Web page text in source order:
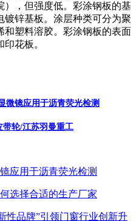
），但强度低。彩涂钢板的基
锌基板。涂层种类可分为聚
和塑料溶胶。彩涂钢板的表面
花板。
微镜应用于沥青荧光检测
轮/江苏羽曼重工
应用于沥青荧光检测
选择合适的生产厂家
性品牌”引领门窗行业创新升